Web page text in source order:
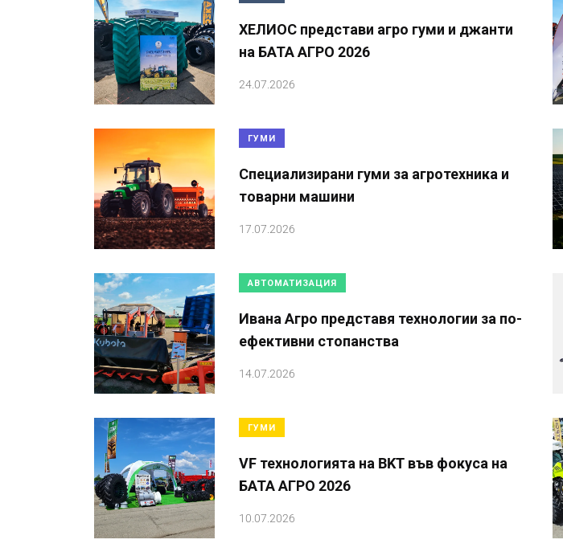
ХЕЛИОС представи агро гуми и джанти
на БАТА АГРО 2026
24.07.2026
ГУМИ
Специализирани гуми за агротехника и
товарни машини
17.07.2026
АВТОМАТИЗАЦИЯ
Ивана Агро представя технологии за по-
ефективни стопанства
14.07.2026
ГУМИ
VF технологията на BKT във фокуса на
БАТА АГРО 2026
10.07.2026